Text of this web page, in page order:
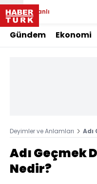
Canlı
Gündem Ekonomi
Deyimler ve Anlamları
Adı Geçmek
Nedir?